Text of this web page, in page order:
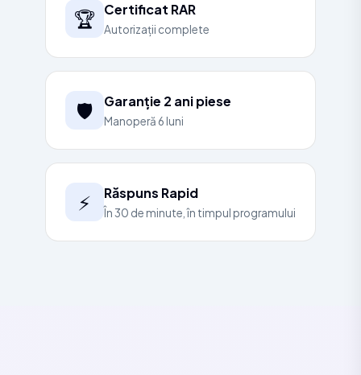
🏆 Certificat RAR
Autorizații complete
🛡️ Garanție 2 ani piese
Manoperă 6 luni
⚡ Răspuns Rapid
În 30 de minute, în timpul programului